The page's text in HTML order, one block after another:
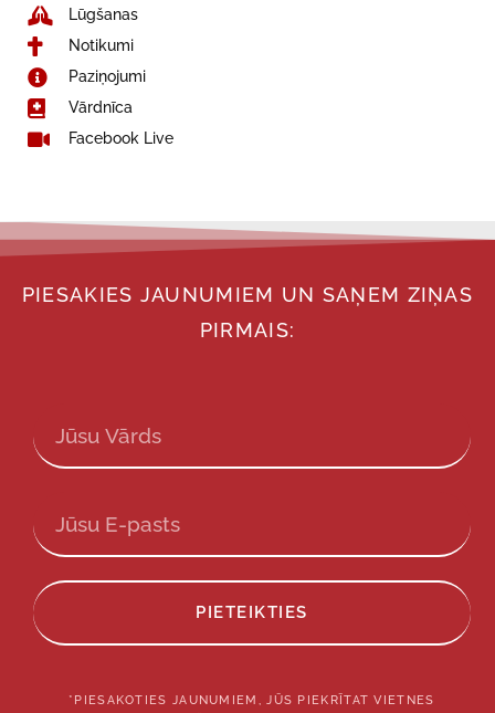
Lūgšanas
Notikumi
Paziņojumi
Vārdnīca
Facebook Live
PIESAKIES JAUNUMIEM UN SAŅEM ZIŅAS
PIRMAIS:
PIETEIKTIES
*PIESAKOTIES JAUNUMIEM, JŪS PIEKRĪTAT VIETNES